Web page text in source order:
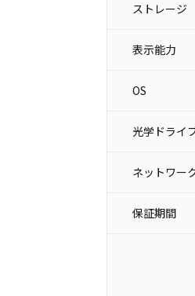
ストレージ
表示能力
OS
光学ドライ
ネットワー
保証期間